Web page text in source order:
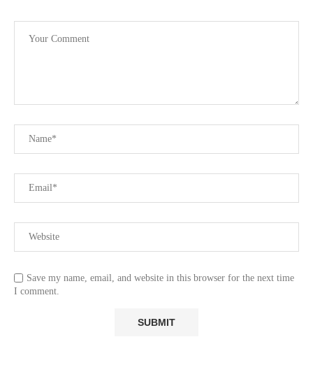
Save my name, email, and website in this browser for the next time
I comment.